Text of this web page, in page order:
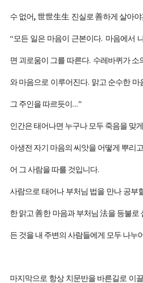
수 없어, 世世生生 진실로 善하게 살아
“모든 일은 마음이 근본이다. 마음에서
면 괴로움이 그를 따른다. 수레바퀴가 소
와 마음으로 이루어진다. 맑고 순수한 마
그 주인을 따르듯이 ...”
인간은 태어나면 누구나 모두 죽음을 맞
아생전 자기 마음의 씨앗을 어떻게 뿌리고
어 그 사람을 따를 것입니다.
사람으로 태어나 부처님 법을 만나 공부
한 맑고善한 마음과 부처님 法을 등불로
든 것을 내 주변의 사람들에게 모두 나누
마지막으로 항상 치문반을 바른길로 이